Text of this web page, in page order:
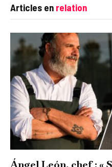
Articles en relation